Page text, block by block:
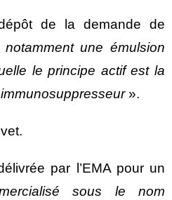
de la demande de
une émulsion
le principe actif est la
».
par l’EMA pour un
sous le nom